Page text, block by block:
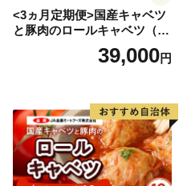
<3ヵ月定期便>国産キャベツ
と豚肉のロールキャベツ（4P
39,000円